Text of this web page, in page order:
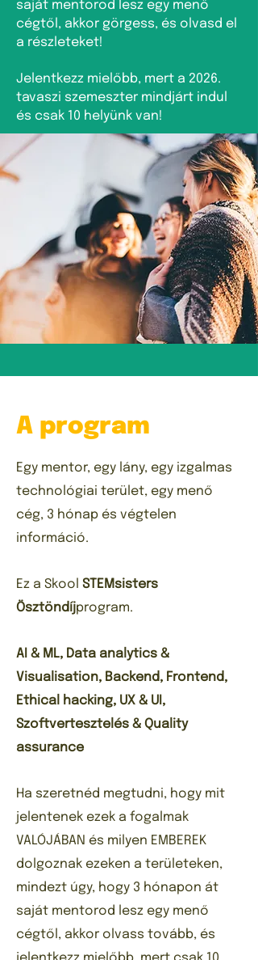
saját mentorod lesz egy menő
cégtől, akkor görgess, és olvasd el
a részleteket!
Jelentkezz mielőbb, mert a 2026.
tavaszi szemeszter mindjárt indul
és csak 10 helyünk van!
A program
Egy mentor, egy lány, egy izgalmas
technológiai terület, egy menő
cég, 3 hónap és végtelen
információ.
Ez a Skool STEMsisters
Ösztöndíjprogram.
AI & ML, Data analytics &
Visualisation, Backend, Frontend,
Ethical hacking, UX & UI,
Szoftvertesztelés & Quality
assurance
Ha szeretnéd megtudni, hogy mit
jelentenek ezek a fogalmak
VALÓJÁBAN és milyen EMBEREK
dolgoznak ezeken a területeken,
mindezt úgy, hogy 3 hónapon át
saját mentorod lesz egy menő
cégtől, akkor olvass tovább, és